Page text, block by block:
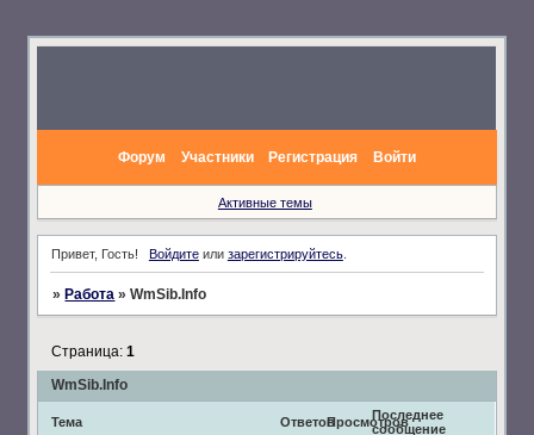
Форум Участники Регистрация Войти
Активные темы
Привет, Гость! Войдитеили зарегистрируйтесь.
» Работа »WmSib.Info
WmSib.Info
Страница:1
Тема ОтветовПросмотровПоследнее
сообщение